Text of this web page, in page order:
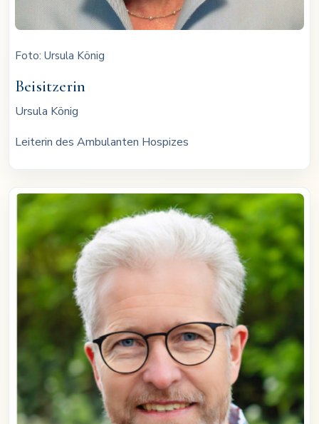
Foto: Ursula König
Beisitzerin
Ursula König
Leiterin des Ambulanten Hospizes